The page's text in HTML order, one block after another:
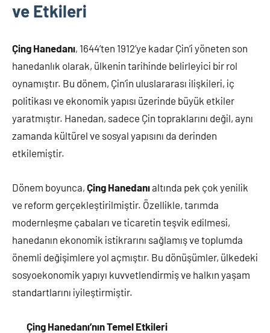
ve Etkileri
Çing Hanedanı, 1644’ten 1912’ye kadar Çin’i yöneten son
hanedanlık olarak, ülkenin tarihinde belirleyici bir rol
oynamıştır. Bu dönem, Çin’in uluslararası ilişkileri, iç
politikası ve ekonomik yapısı üzerinde büyük etkiler
yaratmıştır. Hanedan, sadece Çin topraklarını değil, aynı
zamanda kültürel ve sosyal yapısını da derinden
etkilemiştir.
Dönem boyunca, Çing Hanedanıaltında pek çok yenilik
ve reform gerçekleştirilmiştir. Özellikle, tarımda
modernleşme çabaları ve ticaretin teşvik edilmesi,
hanedanın ekonomik istikrarını sağlamış ve toplumda
önemli değişimlere yol açmıştır. Bu dönüşümler, ülkedeki
sosyoekonomik yapıyı kuvvetlendirmiş ve halkın yaşam
standartlarını iyileştirmiştir.
Çing Hanedanı’nın Temel Etkileri